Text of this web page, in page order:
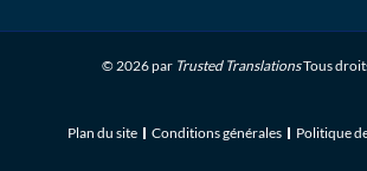
© 2026 par Trusted TranslationsTous
Plan du site Conditions générales Politique